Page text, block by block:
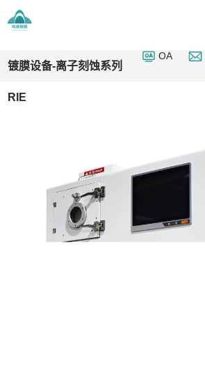
OA
镀膜设备-离子刻蚀系列
RIE